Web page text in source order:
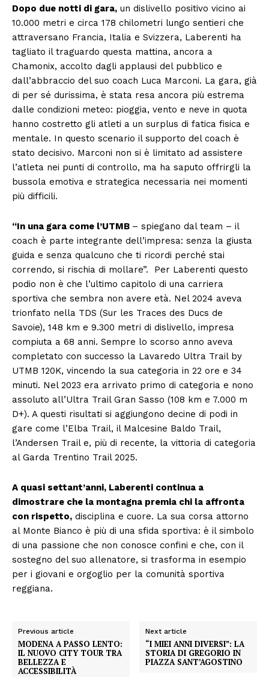
Dopo due notti di gara, un dislivello positivo vicino ai
10.000 metri e circa 178 chilometri lungo sentieri che
attraversano Francia, Italia e Svizzera, Laberenti ha
tagliato il traguardo questa mattina, ancora a
Chamonix, accolto dagli applausi del pubblico e
dall’abbraccio del suo coach Luca Marconi. La gara, già
di per sé durissima, è stata resa ancora più estrema
dalle condizioni meteo: pioggia, vento e neve in quota
hanno costretto gli atleti a un surplus di fatica fisica e
mentale. In questo scenario il supporto del coach è
stato decisivo. Marconi non si è limitato ad assistere
l’atleta nei punti di controllo, ma ha saputo offrirgli la
bussola emotiva e strategica necessaria nei momenti
più difficili.
“In una gara come l’UTMB – spiegano dal team – il
coach è parte integrante dell’impresa: senza la giusta
guida e senza qualcuno che ti ricordi perché stai
correndo, si rischia di mollare”. Per Laberenti questo
podio non è che l’ultimo capitolo di una carriera
sportiva che sembra non avere età. Nel 2024 aveva
trionfato nella TDS (Sur les Traces des Ducs de
Savoie), 148 km e 9.300 metri di dislivello, impresa
compiuta a 68 anni. Sempre lo scorso anno aveva
completato con successo la Lavaredo Ultra Trail by
UTMB 120K, vincendo la sua categoria in 22 ore e 34
minuti. Nel 2023 era arrivato primo di categoria e nono
assoluto all’Ultra Trail Gran Sasso (108 km e 7.000 m
D+). A questi risultati si aggiungono decine di podi in
gare come l’Elba Trail, il Malcesine Baldo Trail,
l’Andersen Trail e, più di recente, la vittoria di categoria
al Garda Trentino Trail 2025.
A quasi settant’anni, Laberenti continua a
dimostrare che la montagna premia chi la affronta
con rispetto, disciplina e cuore. La sua corsa attorno
al Monte Bianco è più di una sfida sportiva: è il simbolo
di una passione che non conosce confini e che, con il
sostegno del suo allenatore, si trasforma in esempio
per i giovani e orgoglio per la comunità sportiva
reggiana.
Previous article
MODENA A PASSO LENTO:
IL NUOVO CITY TOUR TRA
BELLEZZA E
ACCESSIBILITÀ
Next article
“I MIEI ANNI DIVERSI”: LA
STORIA DI GREGORIO IN
PIAZZA SANT’AGOSTINO